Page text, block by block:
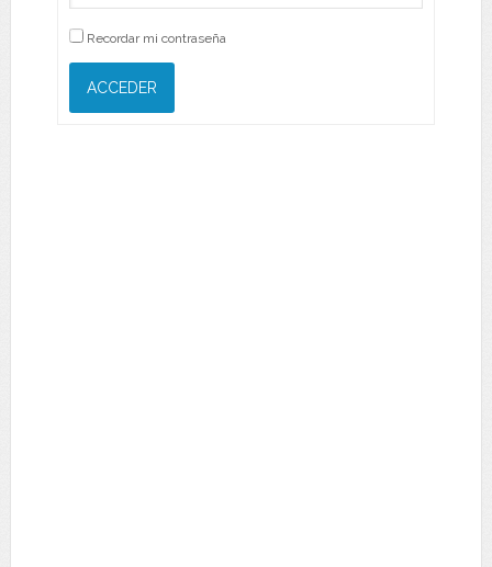
Recordar mi contraseña
ACCEDER